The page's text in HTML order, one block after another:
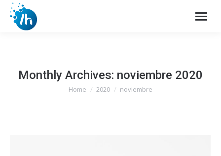
Monthly Archives: noviembre 2020
You are here:
Home 2020 noviembre